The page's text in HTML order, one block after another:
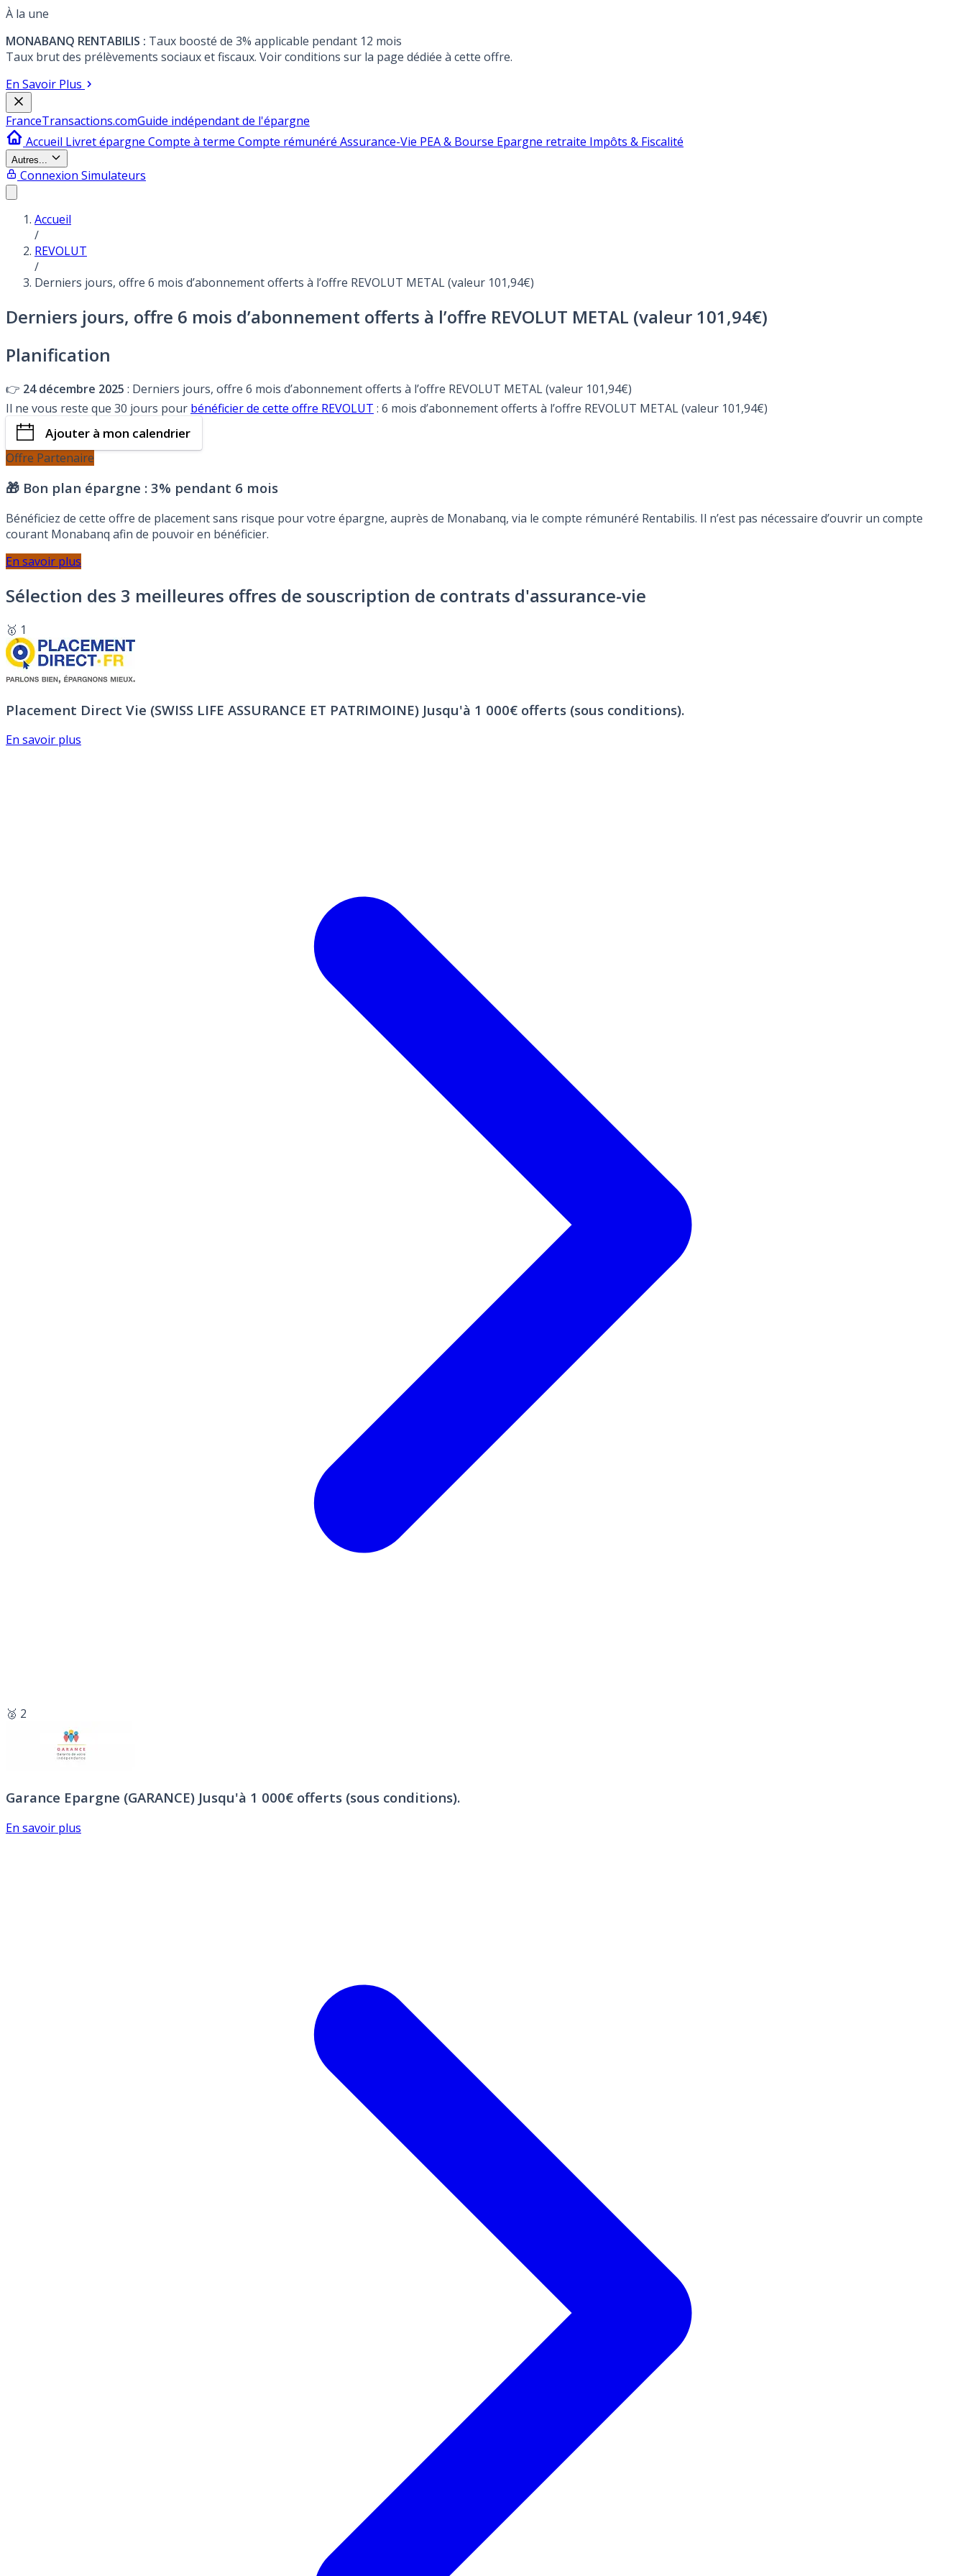
À la une
MONABANQ RENTABILIS : Taux boosté de 3% applicable pendant 12 mois
Taux brut des prélèvements sociaux et fiscaux. Voir conditions sur la page dédiée à cette offre.
En Savoir Plus
FranceTransactions.comGuide indépendant de l'épargne
Accueil Livret épargne Compte à terme Compte rémunéré Assurance-Vie PEA & Bourse Epargne retraite Impôts & Fiscalité
Autres...
Connexion Simulateurs
Accueil
/
REVOLUT
/
Derniers jours, offre 6 mois d’abonnement offerts à l’offre REVOLUT METAL (valeur 101,94€)
Derniers jours, offre 6 mois d’abonnement offerts à l’offre REVOLUT METAL (valeur 101,94€)
Planification
👉 24 décembre 2025 : Derniers jours, offre 6 mois d’abonnement offerts à l’offre REVOLUT METAL (valeur 101,94€)
Il ne vous reste que 30 jours pour bénéficier de cette offre REVOLUT : 6 mois d’abonnement offerts à l’offre REVOLUT METAL (valeur 101,94€)
Ajouter à mon calendrier
Offre Partenaire
🎁 Bon plan épargne : 3% pendant 6 mois
Bénéficiez de cette offre de placement sans risque pour votre épargne, auprès de Monabanq, via le compte rémunéré Rentabilis. Il n’est pas nécessaire d’ouvrir un compte
courant Monabanq afin de pouvoir en bénéficier.
En savoir plus
Sélection des 3 meilleures offres de souscription de contrats d'assurance-vie
🥇 1
Placement Direct Vie (SWISS LIFE ASSURANCE ET PATRIMOINE) Jusqu'à 1 000€ offerts (sous conditions).
En savoir plus
🥈 2
Garance Epargne (GARANCE) Jusqu'à 1 000€ offerts (sous conditions).
En savoir plus